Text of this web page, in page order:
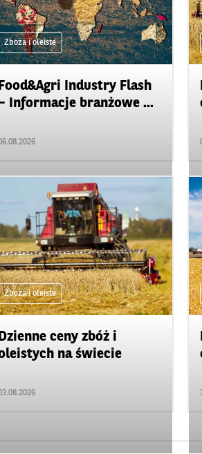
Zboża i oleiste
Industry Flash
Informacje branżowe ...
Zboża i oleiste
ceny zbóż i
na świecie